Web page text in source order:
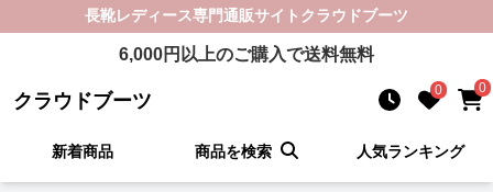
長靴レディース専門通販サイト クラウドブーツ
6,000円以上のご購入で送料無料
クラウドブーツ 0 0
新着商品 商品を検索 人気ランキング